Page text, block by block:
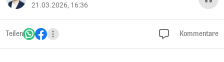
21.03.2026, 16:36
Teilen Kommentare